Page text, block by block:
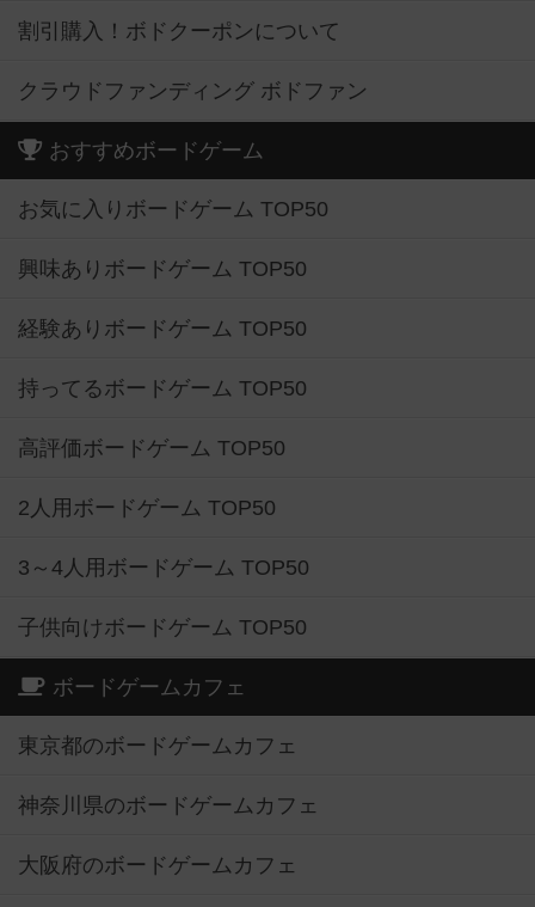
割引購入！ボドクーポンについて
クラウドファンディング ボドファン
おすすめボードゲーム
お気に入りボードゲーム TOP50
興味ありボードゲーム TOP50
経験ありボードゲーム TOP50
持ってるボードゲーム TOP50
高評価ボードゲーム TOP50
2人用ボードゲーム TOP50
3～4人用ボードゲーム TOP50
子供向けボードゲーム TOP50
ボードゲームカフェ
東京都のボードゲームカフェ
神奈川県のボードゲームカフェ
大阪府のボードゲームカフェ